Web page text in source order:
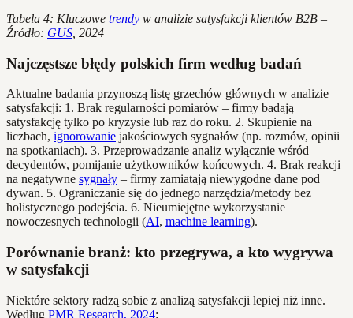
Tabela 4: Kluczowe trendy w analizie satysfakcji klientów B2B –
Źródło: GUS , 2024
Najczęstsze błędy polskich firm według badań
Aktualne badania przynoszą listę grzechów głównych w analizie
satysfakcji: 1. Brak regularności pomiarów – firmy badają
satysfakcję tylko po kryzysie lub raz do roku. 2. Skupienie na
liczbach, ignorowanie jakościowych sygnałów (np. rozmów, opinii
na spotkaniach). 3. Przeprowadzanie analiz wyłącznie wśród
decydentów, pomijanie użytkowników końcowych. 4. Brak reakcji
na negatywne sygnały – firmy zamiatają niewygodne dane pod
dywan. 5. Ograniczanie się do jednego narzędzia/metody bez
holistycznego podejścia. 6. Nieumiejętne wykorzystanie
nowoczesnych technologii (AI, machine learning).
Porównanie branż: kto przegrywa, a kto wygrywa
w satysfakcji
Niektóre sektory radzą sobie z analizą satysfakcji lepiej niż inne.
Według PMR Research, 2024: